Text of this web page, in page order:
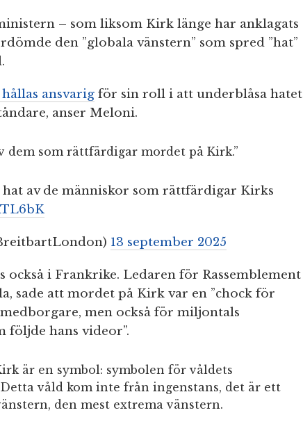
– som liksom Kirk länge har anklagats
den ”globala vänstern” som spred ”hat”
ansvarig för sin roll i att underblåsa hatet
anser Meloni.
dem som rättfärdigar mordet på Kirk.”
hat av de människor som rättfärdigar Kirks
13 september 2025
också i Frankrike. Ledaren för Rassemblement
sade att mordet på Kirk var en ”chock för
men också för miljontals
följde hans videor”.
är en symbol: symbolen för våldets
våld kom inte från ingenstans, det är ett
den mest extrema vänstern.